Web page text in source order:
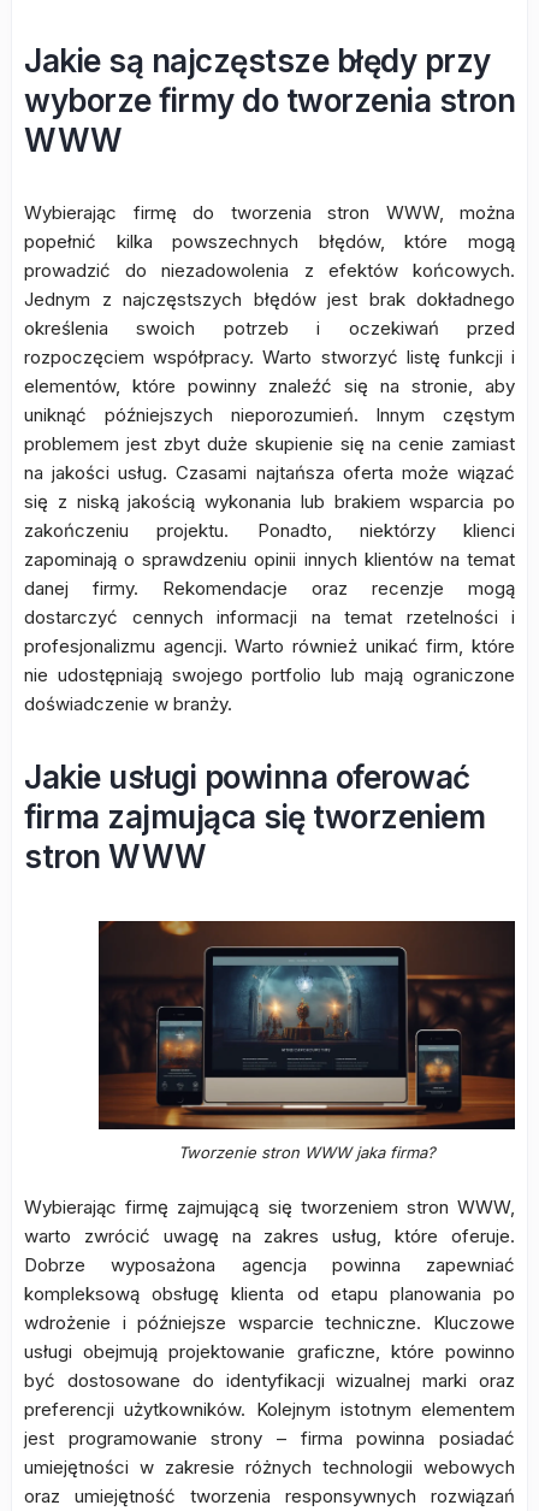
Jakie są najczęstsze błędy przy
wyborze firmy do tworzenia stron
WWW
Wybierając firmę do tworzenia stron WWW, można
popełnić kilka powszechnych błędów, które mogą
prowadzić do niezadowolenia z efektów końcowych.
Jednym z najczęstszych błędów jest brak dokładnego
określenia swoich potrzeb i oczekiwań przed
rozpoczęciem współpracy. Warto stworzyć listę funkcji i
elementów, które powinny znaleźć się na stronie, aby
uniknąć późniejszych nieporozumień. Innym częstym
problemem jest zbyt duże skupienie się na cenie zamiast
na jakości usług. Czasami najtańsza oferta może wiązać
się z niską jakością wykonania lub brakiem wsparcia po
zakończeniu projektu. Ponadto, niektórzy klienci
zapominają o sprawdzeniu opinii innych klientów na temat
danej firmy. Rekomendacje oraz recenzje mogą
dostarczyć cennych informacji na temat rzetelności i
profesjonalizmu agencji. Warto również unikać firm, które
nie udostępniają swojego portfolio lub mają ograniczone
doświadczenie w branży.
Jakie usługi powinna oferować
firma zajmująca się tworzeniem
stron WWW
Tworzenie stron WWW jaka firma?
Wybierając firmę zajmującą się tworzeniem stron WWW,
warto zwrócić uwagę na zakres usług, które oferuje.
Dobrze wyposażona agencja powinna zapewniać
kompleksową obsługę klienta od etapu planowania po
wdrożenie i późniejsze wsparcie techniczne. Kluczowe
usługi obejmują projektowanie graficzne, które powinno
być dostosowane do identyfikacji wizualnej marki oraz
preferencji użytkowników. Kolejnym istotnym elementem
jest programowanie strony – firma powinna posiadać
umiejętności w zakresie różnych technologii webowych
oraz umiejętność tworzenia responsywnych rozwiązań